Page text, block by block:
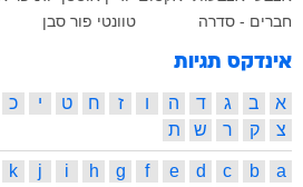
חברים - סדרה
טוונטי פור סבן
אינדקס תגיות
א ב ג ד ה ו ז ח ט י כ
צ
ק ר ש ת
a
b
c
d
e
f
g
h
i
j
k